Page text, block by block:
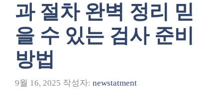
과 절차 완벽 정리 믿
을 수 있는 검사 준비
방법
9월 16, 2025 작성자: newstatment